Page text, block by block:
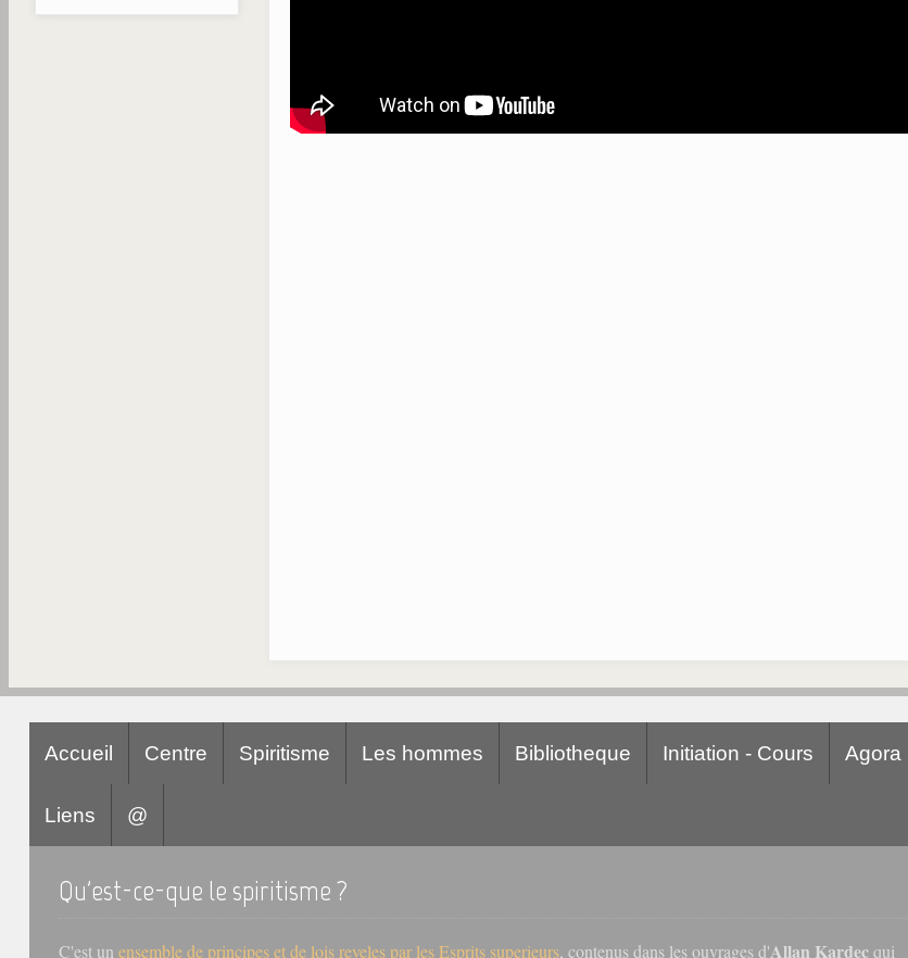
Accueil Centre Spiritisme Les hommes Bibliotheque Initiation - Cours Agora
Liens @
Qu'est-ce-que le spiritisme ?
C'est un ensemble de principes et de lois reveles par les Esprits superieurs, contenus dans les ouvrages d'Allan Kardecqui